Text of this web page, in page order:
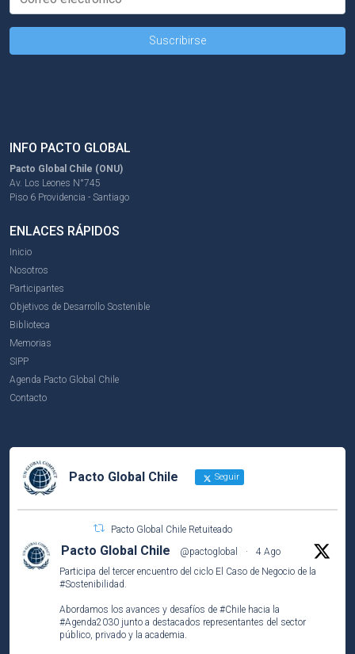
INFO PACTO GLOBAL
Pacto Global Chile (ONU)
Av. Los Leones N°745
Piso 6 Providencia - Santiago
ENLACES RÁPIDOS
Inicio
Nosotros
Participantes
Objetivos de Desarrollo Sostenible
Biblioteca
Memorias
SIPP
Agenda Pacto Global Chile
Contacto
Pacto Global Chile Seguir
Pacto Global Chile Retuiteado
Pacto Global Chile @pactoglobal ·
4 Ago
Participa del tercer encuentro del ciclo El Caso de Negocio de la
#Sostenibilidad
Abordamos los avances y desafíos de #Chile hacia la
#Agenda2030 junto a destacados representantes del sector
público, privado y la academia.